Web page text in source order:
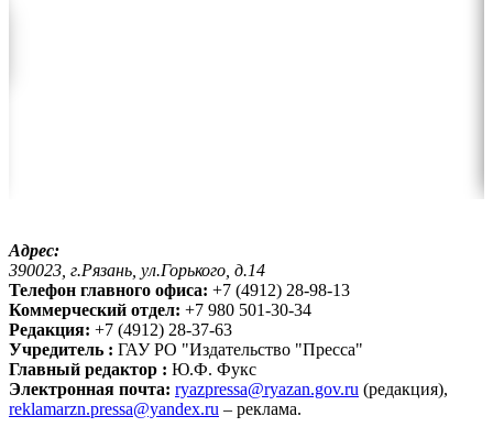
Адрес:
390023, г.Рязань, ул.Горького, д.14
Телефон главного офиса: +7 (4912) 28-98-13
Коммерческий отдел: +7 980 501-30-34
Редакция: +7 (4912) 28-37-63
Учредитель : ГАУ РО "Издательство "Пресса"
Главный редактор : Ю.Ф. Фукс
Электронная почта: ryazpressa@ryazan.gov.ru (редакция),
reklamarzn.pressa@yandex.ru – реклама.